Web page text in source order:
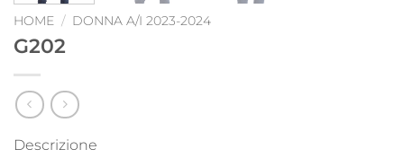
HOME / DONNA A/I 2023-2024
G202
Descrizione